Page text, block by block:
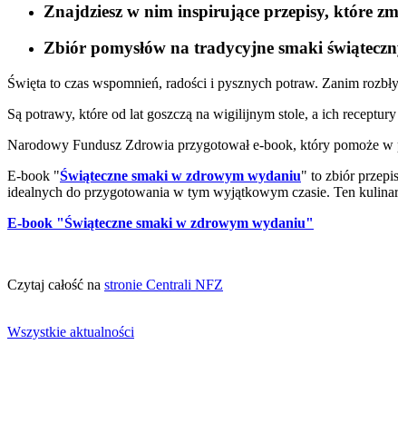
Znajdziesz w nim inspirujące przepisy, które
Zbiór pomysłów na tradycyjne smaki
Święta to czas wspomnień, radości i pysznych potraw. Zanim
Są potrawy, które od lat goszczą na wigilijnym stole, a ich
Narodowy Fundusz Zdrowia przygotował e-book, który pomoże
E-book "Świąteczne smaki w zdrowym wydaniu" to zbiór
idealnych do przygotowania w tym wyjątkowym czasie. Ten
E-book "Świąteczne smaki w zdrowym wydaniu"
Czytaj całość na stronie Centrali NFZ
Wszystkie aktualności